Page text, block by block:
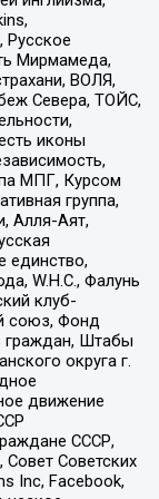
Русское
Мирмамеда,
ВОЛЯ,
Севера, ТОЙС,
иконы
МПГ, Курсом
группа,
Алля-Аят,
единство,
W.H.С., Фалунь
клуб-
союз, Фонд
граждан, Штабы
округа г.
движение
СССР,
Советских
Inc, Facebook,